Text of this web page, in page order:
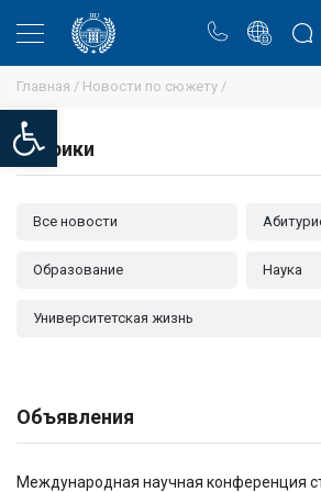
Open toolbar
Главная / Новости по сюжету /
Рубрики
Все новости
Образование Наука
Университетская жизнь
Объявления
Международная научная конференция